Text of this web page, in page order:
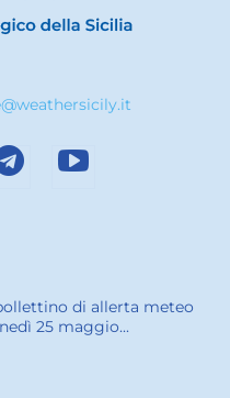
di allerta meteo
25 maggio...